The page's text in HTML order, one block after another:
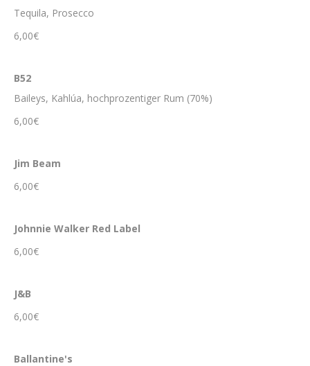
Tequila, Prosecco
6,00€
B52
Baileys, Kahlúa, hochprozentiger Rum (70%)
6,00€
Jim Beam
6,00€
Johnnie Walker Red Label
6,00€
J&B
6,00€
Ballantine's